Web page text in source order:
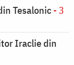
Tesalonic- 3
Iraclie din